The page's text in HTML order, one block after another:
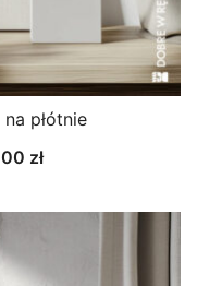
płótnie
złZakres
od